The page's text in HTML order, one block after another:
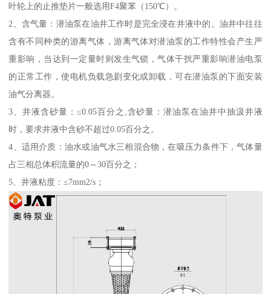
叶轮上的止推垫片一般选用F4聚苯（150℃）。
2、含气量：潜油泵在油井工作时是完全浸在井液中的。油井中往往
含有不同种类的游离气体，游离气体对潜油泵的工作特性会产生严
重影响，当达到一定量时则发生气锁，气体干扰严重影响潜油电泵
的正常工作，使电机负载急剧变化或卸载，可在潜油泵的下面安装
油气分离器。
3、井液含砂量：≤0.05百分之,含砂量：潜油泵在油井中抽汲井液
时，要求井液中含砂不超过0.05百分之。
4、适用介质：油水或油气水三相混合物，在吸压力条件下，气体量
占三相总体积流量的0～30百分之；
5、井液粘度：≤7mm2/s；